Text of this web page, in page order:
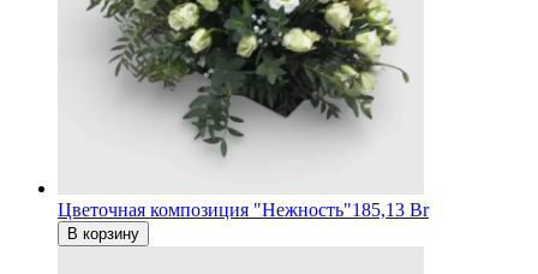
Цветочная композиция "Нежность"185,13 Br
В корзину